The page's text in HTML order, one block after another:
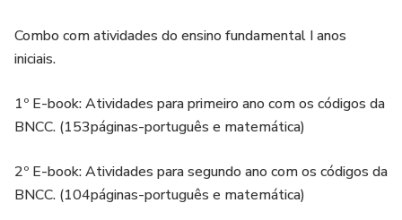
Combo com atividades do ensino fundamental I anos
iniciais.
1º E-book: Atividades para primeiro ano com os códigos da
BNCC. (153páginas-português e matemática)
2º E-book: Atividades para segundo ano com os códigos da
BNCC. (104páginas-português e matemática)